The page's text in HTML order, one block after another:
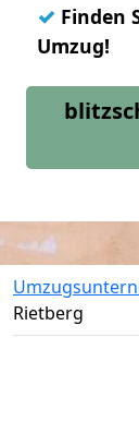
✓ Finden
Umzug!
Rietberg